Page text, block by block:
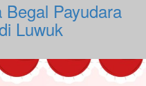
Payudara
Luwuk